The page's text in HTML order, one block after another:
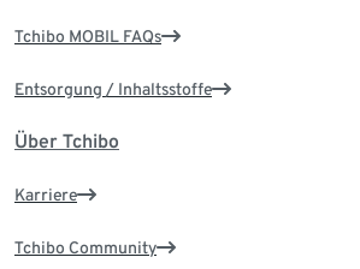
Tchibo MOBIL FAQs
Entsorgung / Inhaltsstoffe
Über Tchibo
Karriere
Tchibo Community